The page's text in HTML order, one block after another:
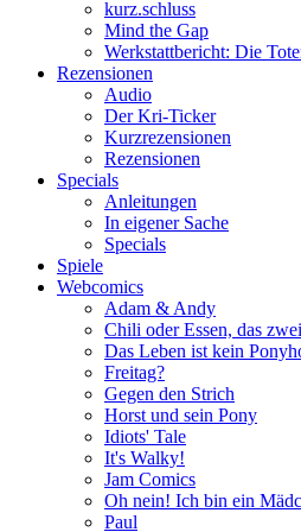
kurz.schluss
Mind the Gap
Werkstattbericht: Die
Rezensionen
Audio
Der Kri-Ticker
Kurzrezensionen
Rezensionen
Specials
Anleitungen
In eigener Sache
Specials
Spiele
Webcomics
Adam & Andy
Chili oder Essen, das
Das Leben ist kein
Freitag?
Gegen den Strich
Horst und sein Pony
Idiots' Tale
It's Walky!
Jam Comics
Oh nein! Ich bin ein
Paul